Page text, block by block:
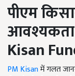
पीएम
Kisan
PM Kisanमें गलत